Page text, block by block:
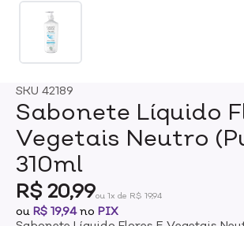
SKU 42189
Sabonete Líquido
Vegetais Neutro
310ml
R$ 20,99ou 1x de R$ 19,94
ou R$ 19,94no PIX